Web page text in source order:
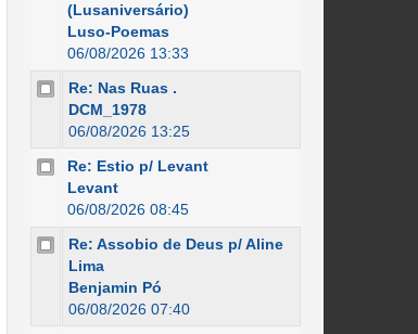
(Lusaniversário)
Luso-Poemas
06/08/2026 13:33
Re: Nas Ruas .
DCM_1978
06/08/2026 13:25
Re: Estio p/ Levant
Levant
06/08/2026 08:45
Re: Assobio de Deus p/ Aline
Lima
Benjamin Pó
06/08/2026 07:40